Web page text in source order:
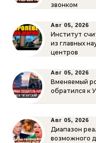
звонком
Авг 05, 2026
Институт
из главных
центров
Авг 05, 2026
Вменяемый
обратился к
Авг 05, 2026
Диапазон
возможного